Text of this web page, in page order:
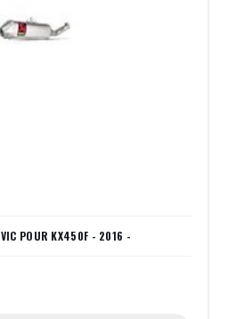
POUR KX450F - 2016 -